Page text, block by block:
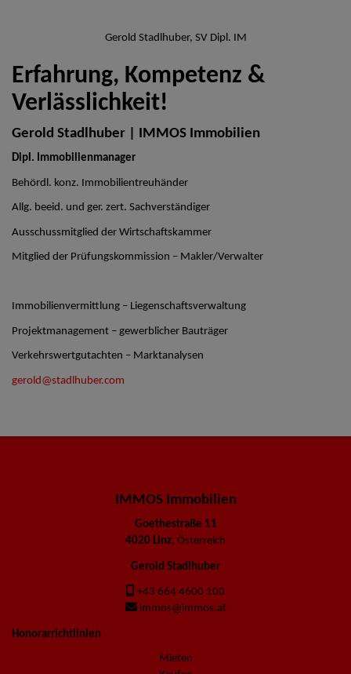
Gerold Stadlhuber, SV Dipl. IM
Erfahrung, Kompetenz &
Verlässlichkeit!
Gerold Stadlhuber | IMMOS Immobilien
Dipl. Immobilienmanager
Behördl. konz. Immobilientreuhänder
Allg. beeid. und ger. zert. Sachverständiger
Ausschussmitglied der Wirtschaftskammer
Mitglied der Prüfungskommission – Makler/Verwalter
Immobilienvermittlung – Liegenschaftsverwaltung
Projektmanagement – gewerblicher Bauträger
Verkehrswertgutachten – Marktanalysen
gerold@stadlhuber.com
IMMOS Immobilien
Goethestraße 11
4020 Linz, Österreich
Gerold Stadlhuber
+43 664 4600 100
immos@immos.at
Honorarrichtlinien
Mieten